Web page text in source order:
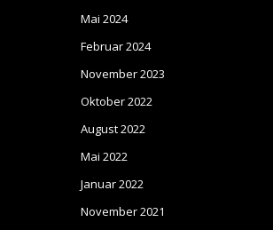
Mai 2024
Februar 2024
November 2023
Oktober 2022
August 2022
Mai 2022
Januar 2022
November 2021